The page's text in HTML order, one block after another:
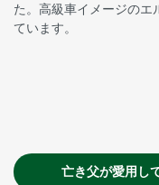
た。高級車イメージのエ
ています。
亡き父が愛用し